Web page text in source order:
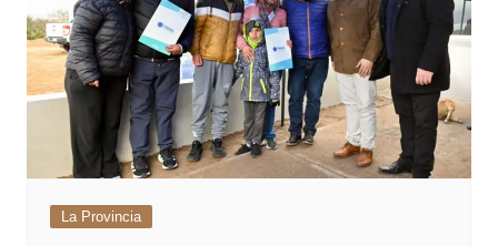
La Provincia